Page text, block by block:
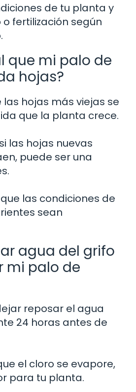
de tu planta y
fertilización según
que mi palo de
hojas?
las hojas más viejas se
que la planta crece.
las hojas nuevas
puede ser una
las condiciones de
sean
agua del grifo
mi palo de
reposar el agua
24 horas antes de
el cloro se evapore,
para tu planta.